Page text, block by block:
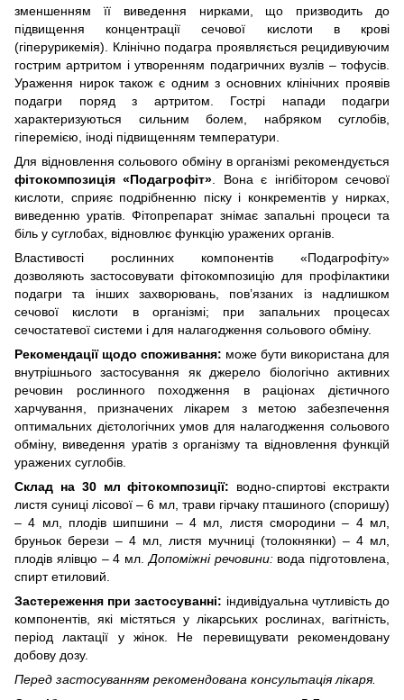
зменшенням її виведення нирками, що призводить до
підвищення концентрації сечової кислоти в крові
(гіперурикемія). Клінічно подагра проявляється рецидивуючим
гострим артритом і утворенням подагричних вузлів – тофусів.
Ураження нирок також є одним з основних клінічних проявів
подагри поряд з артритом. Гострі напади подагри
характеризуються сильним болем, набряком суглобів,
гіперемією, іноді підвищенням температури.
Для відновлення сольового обміну в організмі рекомендується
фітокомпозиція «Подагрофіт» . Вона є інгібітором сечової
кислоти, сприяє подрібненню піску і конкрементів у нирках,
виведенню уратів. Фітопрепарат знімає запальні процеси та
біль у суглобах, відновлює функцію уражених органів.
Властивості рослинних компонентів «Подагрофіту»
дозволяють застосовувати фітокомпозицію для профілактики
подагри та інших захворювань, пов’язаних із надлишком
сечової кислоти в організмі; при запальних процесах
сечостатевої системи і для налагодження сольового обміну.
Рекомендації щодо споживання: може бути використана для
внутрішнього застосування як джерело біологічно активних
речовин рослинного походження в раціонах дієтичного
харчування, призначених лікарем з метою забезпечення
оптимальних дієтологічних умов для налагодження сольового
обміну, виведення уратів з організму та відновлення функцій
уражених суглобів.
Склад на 30 мл фітокомпозиції: водно-спиртові екстракти
листя суниці лісової – 6 мл, трави гірчаку пташиного (споришу)
– 4 мл, плодів шипшини – 4 мл, листя смородини – 4 мл,
бруньок берези – 4 мл, листя мучниці (толокнянки) – 4 мл,
плодів ялівцю – 4 мл. Допоміжні речовини:вода підготовлена,
спирт етиловий.
Застереження при застосуванні: індивідуальна чутливість до
компонентів, які містяться у лікарських рослинах, вагітність,
період лактації у жінок. Не перевищувати рекомендовану
добову дозу.
Перед застосуванням рекомендована консультація лікаря.